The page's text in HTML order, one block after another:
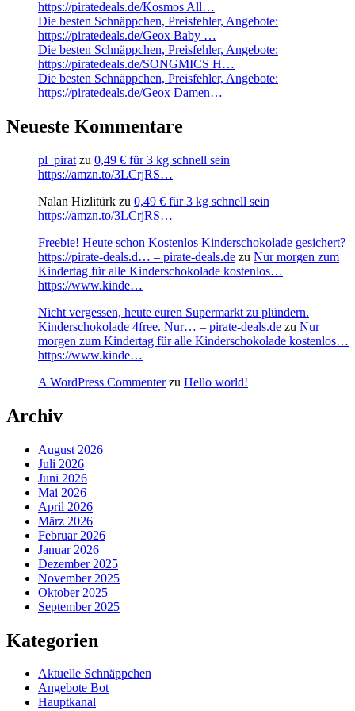
https://piratedeals.de/Kosmos All…
Die besten Schnäppchen, Preisfehler, Angebote:
https://piratedeals.de/Geox Baby …
Die besten Schnäppchen, Preisfehler, Angebote:
https://piratedeals.de/SONGMICS H…
Die besten Schnäppchen, Preisfehler, Angebote:
https://piratedeals.de/Geox Damen…
Neueste Kommentare
pl_pirat zu 0,49 € für 3 kg schnell sein
https://amzn.to/3LCrjRS…
Nalan Hizlitürk zu 0,49 € für 3 kg schnell sein
https://amzn.to/3LCrjRS…
Freebie! Heute schon Kostenlos Kinderschokolade gesichert?
https://pirate-deals.d… – pirate-deals.de zu Nur morgen zum
Kindertag für alle Kinderschokolade kostenlos…
https://www.kinde…
Nicht vergessen, heute euren Supermarkt zu plündern.
Kinderschokolade 4free. Nur… – pirate-deals.de zu Nur
morgen zum Kindertag für alle Kinderschokolade kostenlos…
https://www.kinde…
A WordPress Commenterzu Hello world!
Archiv
August 2026
Juli 2026
Juni 2026
Mai 2026
April 2026
März 2026
Februar 2026
Januar 2026
Dezember 2025
November 2025
Oktober 2025
September 2025
Kategorien
Aktuelle Schnäppchen
Angebote Bot
Hauptkanal